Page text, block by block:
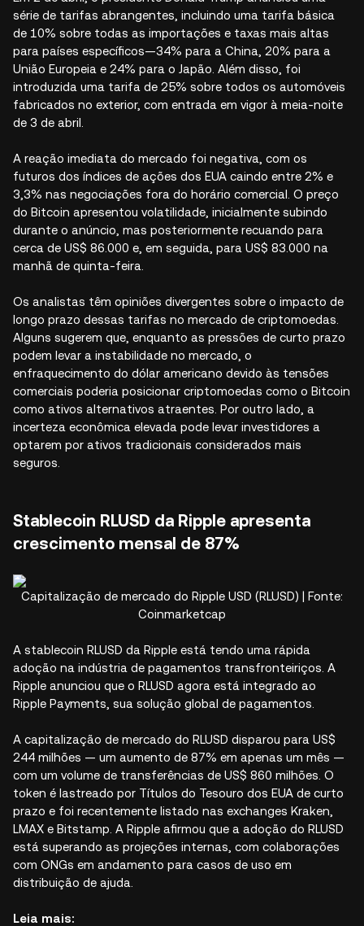
série de tarifas abrangentes, incluindo uma tarifa básica
de 10% sobre todas as importações e taxas mais altas
para países específicos—34% para a China, 20% para a
União Europeia e 24% para o Japão. Além disso, foi
introduzida uma tarifa de 25% sobre todos os automóveis
fabricados no exterior, com entrada em vigor à meia-noite
de 3 de abril.
A reação imediata do mercado foi negativa, com os
futuros dos índices de ações dos EUA caindo entre 2% e
3,3% nas negociações fora do horário comercial. O preço
do Bitcoin apresentou volatilidade, inicialmente subindo
durante o anúncio, mas posteriormente recuando para
cerca de US$ 86.000 e, em seguida, para US$ 83.000 na
manhã de quinta-feira.
Os analistas têm opiniões divergentes sobre o impacto de
longo prazo dessas tarifas no mercado de criptomoedas.
Alguns sugerem que, enquanto as pressões de curto prazo
podem levar a instabilidade no mercado, o
enfraquecimento do dólar americano devido às tensões
comerciais poderia posicionar criptomoedas como o Bitcoin
como ativos alternativos atraentes. Por outro lado, a
incerteza econômica elevada pode levar investidores a
optarem por ativos tradicionais considerados mais
seguros.
Stablecoin RLUSD da Ripple apresenta
crescimento mensal de 87%
Capitalização de mercado do Ripple USD (RLUSD) | Fonte:
Coinmarketcap
A stablecoin RLUSD da Ripple está tendo uma rápida
adoção na indústria de pagamentos transfronteiriços. A
Ripple anunciou que o RLUSD agora está integrado ao
Ripple Payments, sua solução global de pagamentos.​
A capitalização de mercado do RLUSD disparou para US$
244 milhões — um aumento de 87% em apenas um mês —
com um volume de transferências de US$ 860 milhões. O
token é lastreado por Títulos do Tesouro dos EUA de curto
prazo e foi recentemente listado nas exchanges Kraken,
LMAX e Bitstamp. A Ripple afirmou que a adoção do RLUSD
está superando as projeções internas, com colaborações
com ONGs em andamento para casos de uso em
distribuição de ajuda.​
Leia mais: